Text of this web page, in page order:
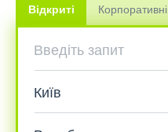
Відкриті Корпоративні